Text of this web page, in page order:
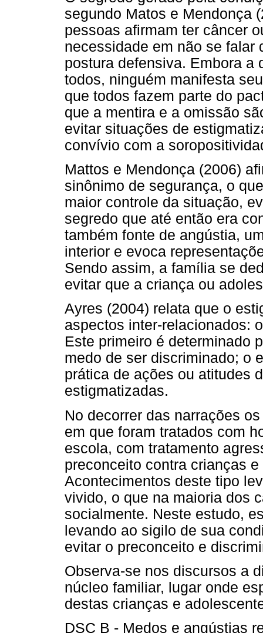
segundo Matos e Mendonça
pessoas afirmam ter câncer
necessidade em não se falar
postura defensiva. Embora a
todos, ninguém manifesta
que todos fazem parte do
que a mentira e a omissão
evitar situações de
convívio com a
Mattos e Mendonça (2006)
sinônimo de segurança, o
maior controle da situação,
segredo que até então era
também fonte de angústia,
interior e evoca
Sendo assim, a família se
evitar que a criança ou
Ayres (2004) relata que o
aspectos inter-relacionados:
Este primeiro é determinado
medo de ser discriminado; o
prática de ações ou atitudes
estigmatizadas.
No decorrer das narrações
em que foram tratados com
escola, com tratamento
preconceito contra crianças
Acontecimentos deste tipo
vivido, o que na maioria dos
socialmente. Neste estudo,
levando ao sigilo de sua
evitar o preconceito e
Observa-se nos discursos a
núcleo familiar, lugar onde
destas crianças e
DSC B - Medos e angústias